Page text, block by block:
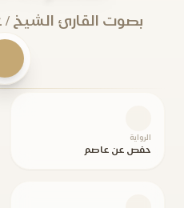
بصوت القارئ الشيخ /
الرواية
حفص عن عاصم